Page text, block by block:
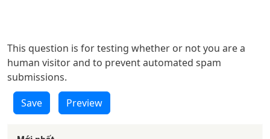
This question is for testing whether or not you are a
human visitor and to prevent automated spam
submissions.
Save
Preview